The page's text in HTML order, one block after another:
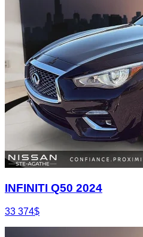
INFINITI Q50 2024
33 374$